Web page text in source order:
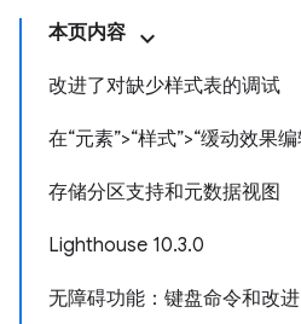
本页内容
改进了对缺少样式表的调试
在“元素”>“样式”>“缓动效果
存储分区支持和元数据视图
Lighthouse 10.3.0
无障碍功能：键盘命令和改